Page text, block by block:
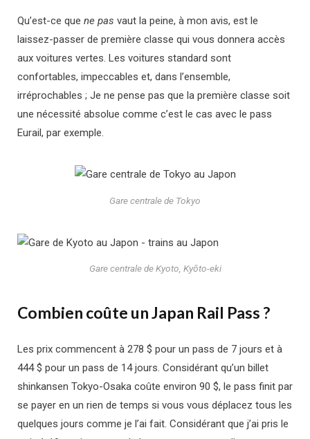
Qu’est-ce que ne pas vaut la peine, à mon avis, est le
laissez-passer de première classe qui vous donnera accès
aux voitures vertes. Les voitures standard sont
confortables, impeccables et, dans l’ensemble,
irréprochables ; Je ne pense pas que la première classe soit
une nécessité absolue comme c’est le cas avec le pass
Eurail, par exemple.
Gare centrale de Tokyo
Gare centrale de Kyoto, Kyōto-eki
Combien coûte un Japan Rail Pass ?
Les prix commencent à 278 $ pour un pass de 7 jours et à
444 $ pour un pass de 14 jours. Considérant qu’un billet
shinkansen Tokyo-Osaka coûte environ 90 $, le pass finit par
se payer en un rien de temps si vous vous déplacez tous les
quelques jours comme je l’ai fait. Considérant que j’ai pris le